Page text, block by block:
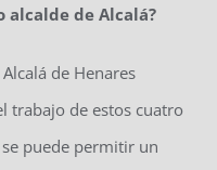
alcalde de Alcalá?
de Henares
trabajo de estos cuatro
puede permitir un